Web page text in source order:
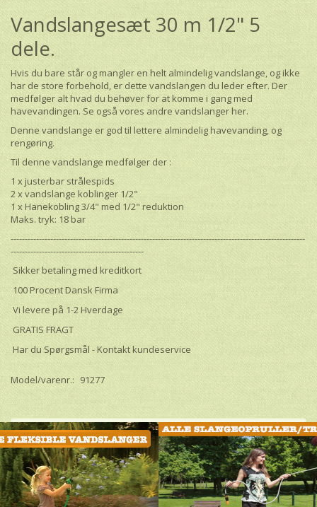
Vandslangesæt 30 m 1/2" 5
dele.
Hvis du bare står og mangler en helt almindelig vandslange, og ikke
har de store forbehold, er dette vandslangen du leder efter. Der
medfølger alt hvad du behøver for at komme i gang med
havevandingen. Se også vores andre vandslangerher.
Denne vandslange er god til lettere almindelig havevanding, og
rengøring.
Til denne vandslange medfølger der :
1 x justerbar strålespids
2 x vandslange koblinger 1/2"
1 x Hanekobling 3/4" med 1/2" reduktion
Maks. tryk: 18 bar
--------------------------------------------------------------------------------------------------------
-----------------------------------------------
Sikker betaling med kreditkort
100 Procent Dansk Firma
Vi levere på 1-2 Hverdage
GRATIS FRAGT
Har du Spørgsmål - Kontakt kundeservice
Model/varenr.: 91277